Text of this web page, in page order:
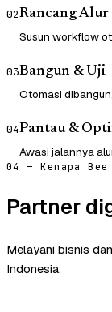
02Rancang Alur
Susun workflow
03Bangun & Uji
Otomasi
04Pantau &
Awasi jalannya
04 — Kenapa Bee
Partner
Melayani bisnis
Indonesia.